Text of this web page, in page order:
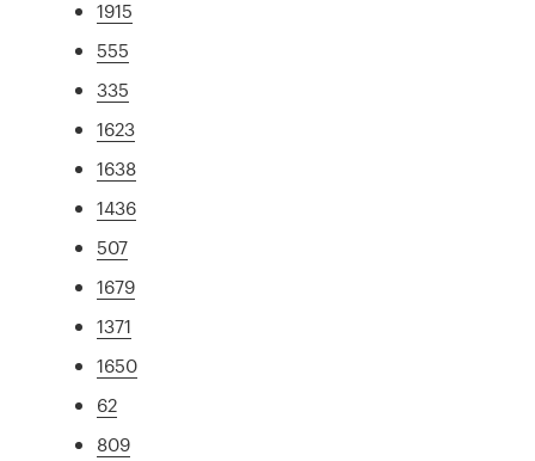
1915
555
335
1623
1638
1436
507
1679
1371
1650
62
809